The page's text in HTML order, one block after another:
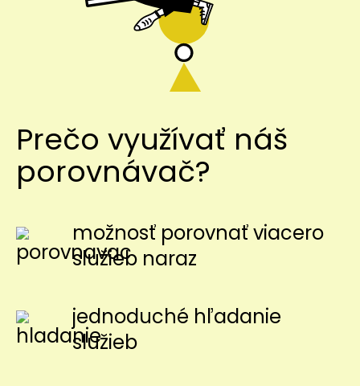
Prečo využívať náš
porovnávač?
možnosť porovnať viacero
služieb naraz
jednoduché hľadanie
služieb